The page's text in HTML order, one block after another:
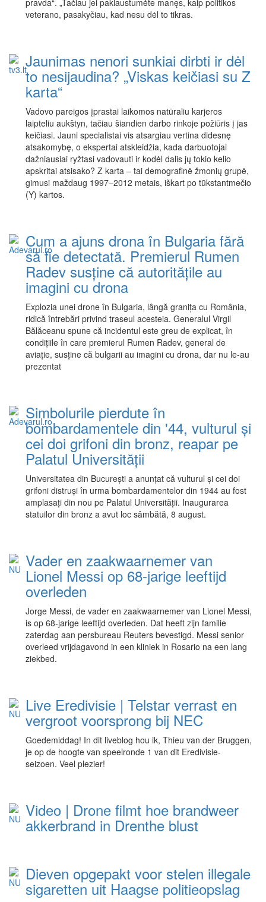
pravda“. „Tačiau jei paklaustumėte manęs, kaip politikos
veterano, pasakyčiau, kad nesu dėl to tikras.
Jaunimas nenori sunkiai dirbti ir dėl
to nesijaudina? „Viskas keičiasi su Z
karta“
Vadovo pareigos įprastai laikomos natūraliu karjeros
laipteliu aukštyn, tačiau šiandien darbo rinkoje požiūris į jas
keičiasi. Jauni specialistai vis atsargiau vertina didesnę
atsakomybę, o ekspertai atskleidžia, kada darbuotojai
dažniausiai ryžtasi vadovauti ir kodėl dalis jų tokio kelio
apskritai atsisako? Z karta – tai demografinė žmonių grupė,
gimusi maždaug 1997–2012 metais, iškart po tūkstantmečio
(Y) kartos.
Cum a ajuns drona în Bulgaria fără
să fie detectată. Premierul Rumen
Radev susține că autoritățile au
imagini cu drona
Explozia unei drone în Bulgaria, lângă granița cu România,
ridică întrebări privind traseul acesteia. Generalul Virgil
Bălăceanu spune că incidentul este greu de explicat, în
condițiile în care premierul Rumen Radev, general de
aviație, susține că bulgarii au imagini cu drona, dar nu le-au
prezentat
Simbolurile pierdute în
bombardamentele din '44, vulturul și
cei doi grifoni din bronz, reapar pe
Palatul Universității
Universitatea din București a anunțat că vulturul și cei doi
grifoni distruși în urma bombardamentelor din 1944 au fost
amplasați din nou pe Palatul Universității. Inaugurarea
statuilor din bronz a avut loc sâmbătă, 8 august.
Vader en zaakwaarnemer van
Lionel Messi op 68-jarige leeftijd
overleden
Jorge Messi, de vader en zaakwaarnemer van Lionel Messi,
is op 68-jarige leeftijd overleden. Dat heeft zijn familie
zaterdag aan persbureau Reuters bevestigd. Messi senior
overleed vrijdagavond in een kliniek in Rosario na een lang
ziekbed.
Live Eredivisie | Telstar verrast en
vergroot voorsprong bij NEC
Goedemiddag! In dit liveblog hou ik, Thieu van der Bruggen,
je op de hoogte van speelronde 1 van dit Eredivisie-
seizoen. Veel plezier!
Video | Drone filmt hoe brandweer
akkerbrand in Drenthe blust
Dieven opgepakt voor stelen illegale
sigaretten uit Haagse politieopslag